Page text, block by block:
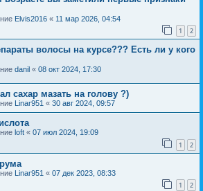
Elvis2016 « 11 мар 2026, 04:54
1 2
волосы на курсе??? Есть ли у кого
danil « 08 окт 2024, 17:30
сахар мазать на голову ?)
Linar951 « 30 авг 2024, 09:57
loft « 07 июл 2024, 19:09
1 2
Linar951 « 07 дек 2023, 08:33
1 2